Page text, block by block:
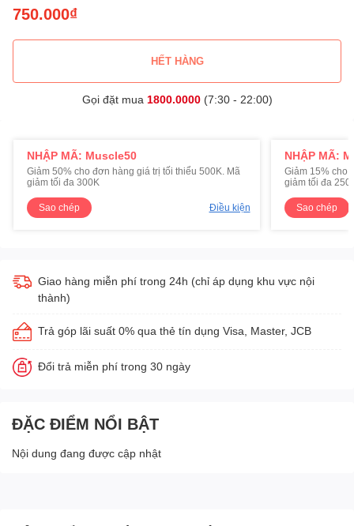
750.000₫
HẾT HÀNG
Gọi đặt mua 1800.0000(7:30 - 22:00)
NHẬP MÃ: Muscle50
Giảm 50% cho đơn hàng giá trị tối thiểu 500K. Mã
giảm tối đa 300K
Sao chép Điều kiện
NHẬP MÃ:
Giảm 15% cho
giảm tối đa
Sao chép
Giao hàng miễn phí trong 24h (chỉ áp dụng khu vực nội
thành)
Trả góp lãi suất 0% qua thẻ tín dụng Visa, Master, JCB
Đổi trả miễn phí trong 30 ngày
ĐẶC ĐIỂM NỔI BẬT
Nội dung đang được cập nhật